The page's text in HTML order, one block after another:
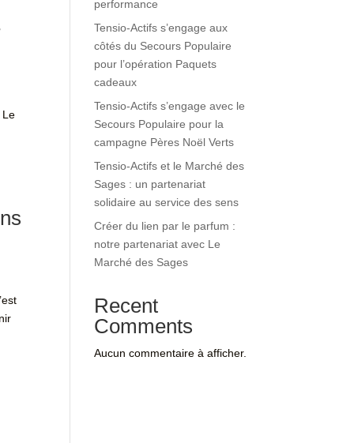
Le
performance
Tensio-Actifs s’engage aux
côtés du Secours Populaire
pour l’opération Paquets
cadeaux
Tensio-Actifs s’engage avec le
Secours Populaire pour la
campagne Pères Noël Verts
Tensio-Actifs et le Marché des
Sages : un partenariat
solidaire au service des sens
Créer du lien par le parfum :
notre partenariat avec Le
Marché des Sages
Recent
Comments
Aucun commentaire à afficher.